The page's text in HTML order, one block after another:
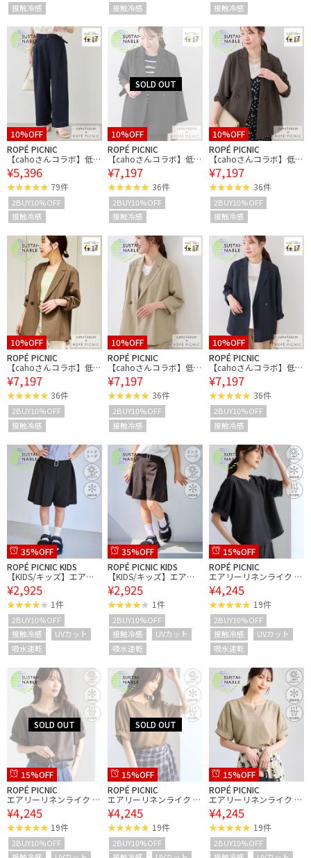
接触冷感
接触冷感
接触冷感
10%OFF
ROPÉ PICNIC
【cahoさんコラボ】低身
長・小柄さんサイズ エア
リーリネンライク タック
ワイドパンツ
¥5,396
79件
2BUY10%OFF
接触冷感
10%OFF
ROPÉ PICNIC
【cahoさんコラボ】低身
長・小柄さんサイズ エア
リーリネンライク ダブル
ジャケット
¥7,197
36件
2BUY10%OFF
接触冷感
10%OFF
ROPÉ PICNIC
【cahoさんコラボ】低身
長・小柄さんサイズ エア
リーリネンライク ダブル
ジャケット
¥7,197
36件
2BUY10%OFF
接触冷感
10%OFF
ROPÉ PICNIC
【cahoさんコラボ】低身
長・小柄さんサイズ エア
リーリネンライク ダブル
ジャケット
¥7,197
36件
2BUY10%OFF
接触冷感
10%OFF
ROPÉ PICNIC
【cahoさんコラボ】低身
長・小柄さんサイズ エア
リーリネンライク ダブル
ジャケット
¥7,197
36件
2BUY10%OFF
接触冷感
10%OFF
ROPÉ PICNIC
【cahoさんコラボ】低身
長・小柄さんサイズ エア
リーリネンライク ダブル
ジャケット
¥7,197
36件
2BUY10%OFF
接触冷感
35%OFF
ROPÉ PICNIC KIDS
【KIDS/キッズ】エアリ
ーリネンライクベルト付
きキュロット/UVカッ
ト・接触冷感・吸水速乾
¥2,925
1件
2BUY10%OFF
接触冷感
UVカット
吸水速乾
35%OFF
ROPÉ PICNIC KIDS
【KIDS/キッズ】エアリ
ーリネンライクベルト付
きキュロット/UVカッ
ト・接触冷感・吸水速乾
¥2,925
1件
2BUY10%OFF
接触冷感
UVカット
吸水速乾
15%OFF
ROPÉ PICNIC
エアリーリネンライク キ
ーネックブラウス/接触
冷感・UVカット・速乾
¥4,245
19件
2BUY10%OFF
接触冷感
UVカット
吸水速乾
15%OFF
ROPÉ PICNIC
エアリーリネンライク キ
ーネックブラウス/接触
冷感・UVカット・速乾
¥4,245
19件
2BUY10%OFF
15%OFF
ROPÉ PICNIC
エアリーリネンライク キ
ーネックブラウス/接触
冷感・UVカット・速乾
¥4,245
19件
2BUY10%OFF
15%OFF
ROPÉ PICNIC
エアリーリネンライク キ
ーネックブラウス/接触
冷感・UVカット・速乾
¥4,245
19件
2BUY10%OFF